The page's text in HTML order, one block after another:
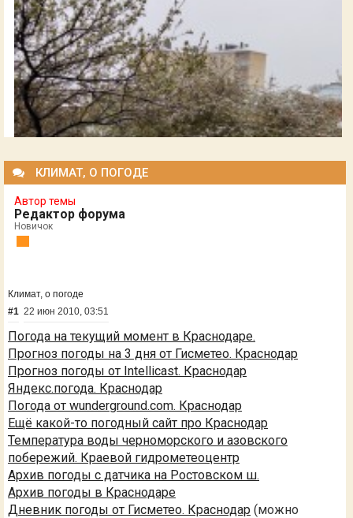
КЛИМАТ, О ПОГОДЕ
Автор темы
Редактор форума
Новичок
Климат, о погоде
#1 22 июн 2010, 03:51
Погода на текущий момент в Краснодаре.
Прогноз погоды на 3 дня от Гисметео. Краснодар
Прогноз погоды от Intellicast. Краснодар
Яндекс.погода. Краснодар
Погода от wunderground.com. Краснодар
Ещё какой-то погодный сайт про Краснодар
Температура воды черноморского и азовского
побережий. Краевой гидрометеоцентр
Архив погоды с датчика на Ростовском ш.
Архив погоды в Краснодаре
Дневник погоды от Гисметео. Краснодар (можно